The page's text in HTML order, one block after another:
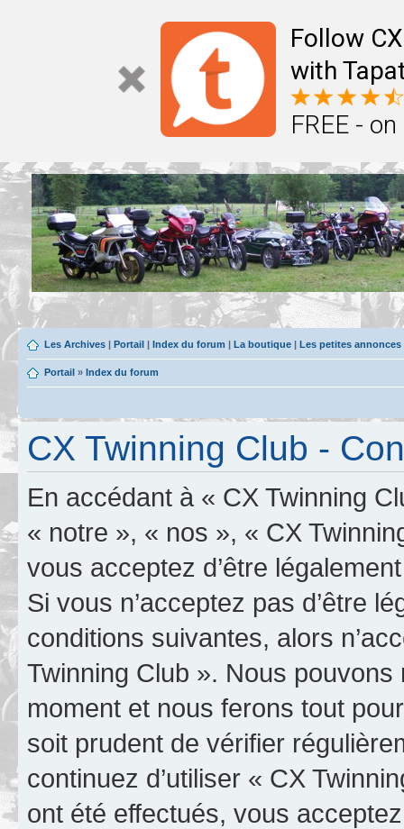
Follow
with
FREE -
Les Archives | Portail | Index du forum | La boutique | Les petites
Portail » Index du forum
CX Twinning Club -
En accédant à « CX Twinning
« notre », « nos », « CX
vous acceptez d’être
Si vous n’acceptez pas d’être
conditions suivantes, alors
Twinning Club ». Nous pouvons
moment et nous ferons tout
soit prudent de vérifier
continuez d’utiliser « CX
ont été effectués, vous